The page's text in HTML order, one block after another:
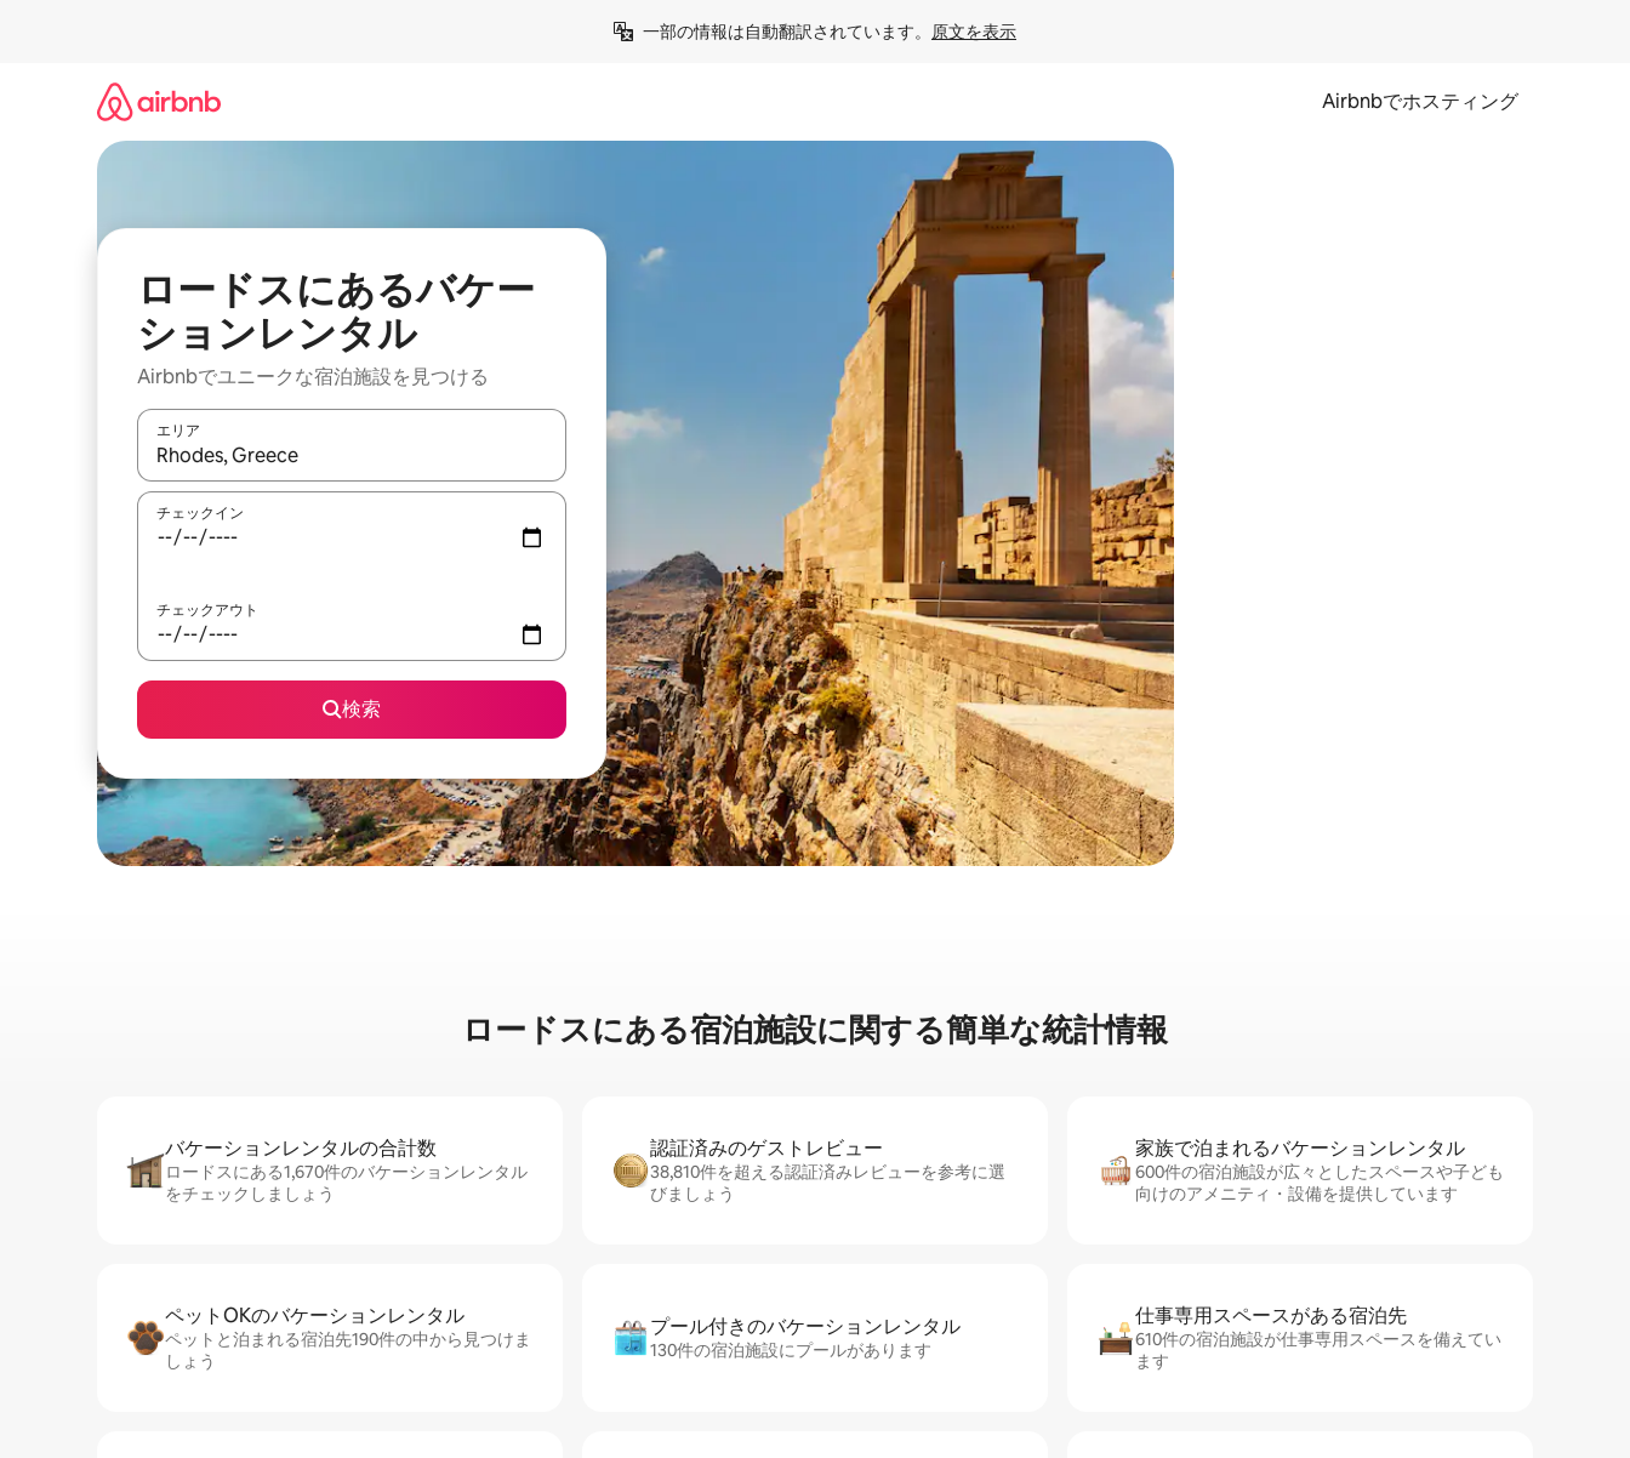
一部の情報は自動翻訳されています。 原文を表示
Airbnbでホスティング
ロードスにあるバケー
ションレンタル
Airbnbでユニークな宿泊施設を見つける
エリア
検索結果が表示されたら、上下の矢印キーを使って移動するか、画面をタッチまたはスワイプして検索結果を確認することができます。
チェックイン
チェックアウト
検索
ロードスに⁠あ⁠る宿⁠泊⁠施⁠設⁠に関⁠す⁠る簡⁠単⁠な統⁠計⁠情⁠報
バケーションレ⁠ン⁠タ⁠ル⁠の合⁠計⁠数
ロードスにある1,670件のバケーションレンタル
をチェックしましょう
認証済みのゲ⁠ス⁠ト⁠レ⁠ビ⁠ュ⁠ー
38,810件を超える認証済みレビューを参考に選
びましょう
家族で泊まれるバ⁠ケ⁠ー⁠シ⁠ョ⁠ンレ⁠ン⁠タ⁠ル
600件の宿泊施設が広々としたスペースや子ども
向けのアメニティ・設備を提供しています
ペットOKのバ⁠ケ⁠ー⁠シ⁠ョ⁠ンレ⁠ン⁠タ⁠ル
ペットと泊まれる宿泊先190件の中から見つけま
しょう
プール付きのバ⁠ケ⁠ー⁠シ⁠ョ⁠ンレ⁠ン⁠タ⁠ル
130件の宿泊施設にプールがあります
仕事専用ス⁠ペ⁠ー⁠スがあ⁠る宿⁠泊⁠先
610件の宿泊施設が仕事専用スペースを備えてい
ます